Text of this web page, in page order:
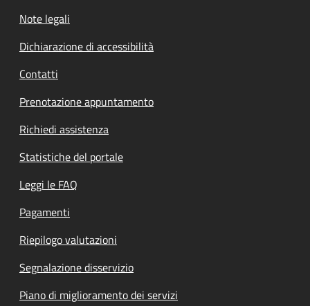
Note legali
Dichiarazione di accessibilità
Contatti
Prenotazione appuntamento
Richiedi assistenza
Statistiche del portale
Leggi le FAQ
Pagamenti
Riepilogo valutazioni
Segnalazione disservizio
Piano di miglioramento dei servizi